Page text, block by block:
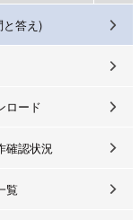
答え)
ロード
確認状況
覧